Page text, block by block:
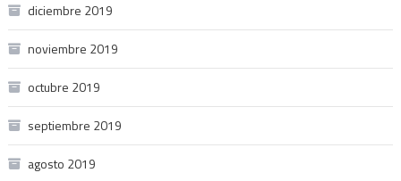
diciembre 2019
noviembre 2019
octubre 2019
septiembre 2019
agosto 2019